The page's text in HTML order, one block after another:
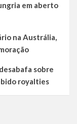
em aberto
na Austrália,
sobre
royalties